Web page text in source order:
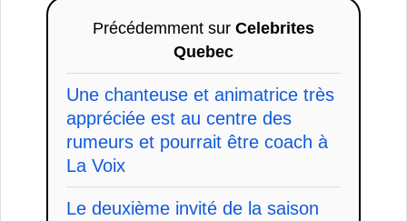
Précédemment sur Celebrites
Quebec
Une chanteuse et animatrice très
appréciée est au centre des
rumeurs et pourrait être coach à
La Voix
Le deuxième invité de la saison